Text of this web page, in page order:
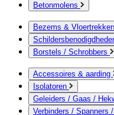
Betonmolens
Bezems &
Borstels / Schrobbers
Accessoires & aarding
Isolatoren
Geleiders / Gaas /
Verbinders / Spanners